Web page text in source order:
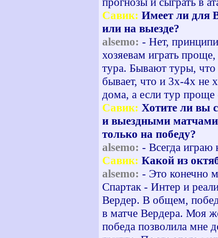
Савик: Имеет ли для
или на выезде?
alsemo: - Нет,
хозяевам играть
тура. Бывают туры, что
бывает, что и 3х-4х не
дома, а если тур проще
Савик: Хотите ли вы
и выездными
только на победу?
alsemo: - Всегда играю
Савик: Какой из
alsemo: - Это конечно
Спартак - Интер и
Вердер. В общем,
в матче Вердера. Моя
победа позволила мне